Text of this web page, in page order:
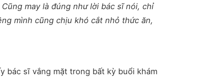
may là đúng như lời bác sĩ nói, chỉ
mình cũng chịu khó cắt nhỏ thức ăn,
bác sĩ vắng mặt trong bất kỳ buổi khám